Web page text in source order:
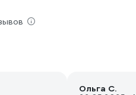
Ольга С.